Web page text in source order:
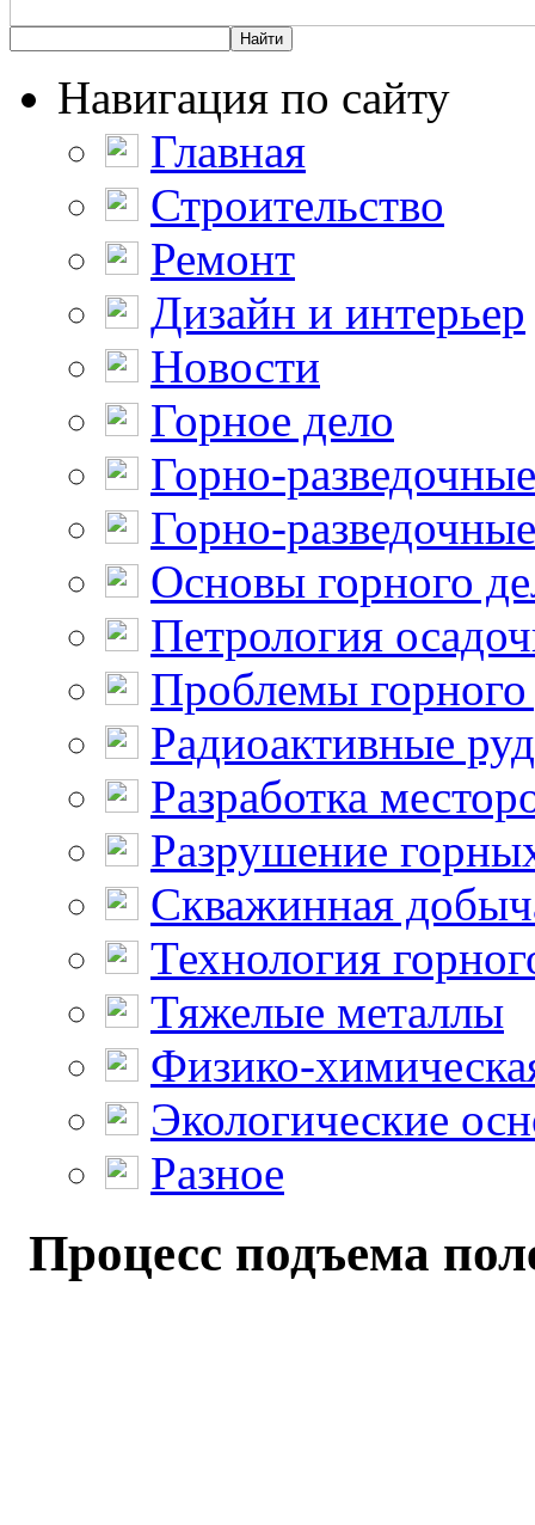
Навигация по сайту
Главная
Строительство
Ремонт
Дизайн и интерьер
Новости
Горное дело
Горно-
Горно-
Основы горного
Петрология
Проблемы горного
Радиоактивные
Разработка
Разрушение
Скважинная
Технология
Тяжелые металлы
Физико-
Экологические
Разное
Процесс подъема